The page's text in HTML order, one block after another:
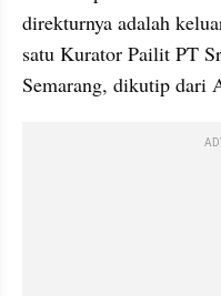
direkturnya adalah
satu Kurator Pailit PT
Semarang, dikutip dari